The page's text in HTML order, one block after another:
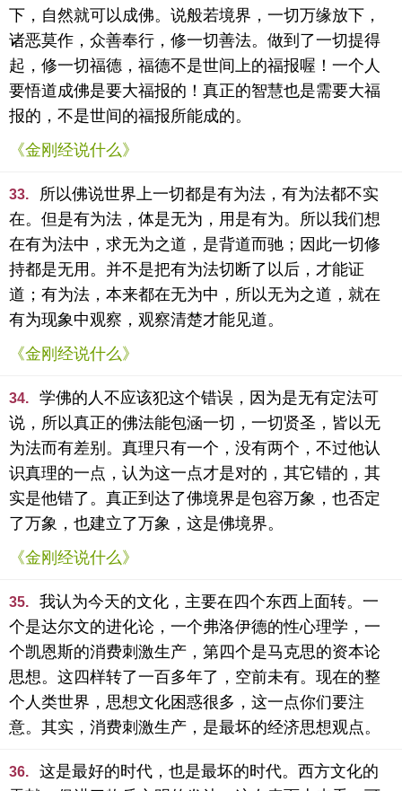
下，自然就可以成佛。说般若境界，一切万缘放下，
诸恶莫作，众善奉行，修一切善法。做到了一切提得
起，修一切福德，福德不是世间上的福报喔！一个人
要悟道成佛是要大福报的！真正的智慧也是需要大福
报的，不是世间的福报所能成的。
《金刚经说什么》
33.
所以佛说世界上一切都是有为法，有为法都不实
在。但是有为法，体是无为，用是有为。所以我们想
在有为法中，求无为之道，是背道而驰；因此一切修
持都是无用。并不是把有为法切断了以后，才能证
道；有为法，本来都在无为中，所以无为之道，就在
有为现象中观察，观察清楚才能见道。
《金刚经说什么》
34.
学佛的人不应该犯这个错误，因为是无有定法可
说，所以真正的佛法能包涵一切，一切贤圣，皆以无
为法而有差别。真理只有一个，没有两个，不过他认
识真理的一点，认为这一点才是对的，其它错的，其
实是他错了。真正到达了佛境界是包容万象，也否定
了万象，也建立了万象，这是佛境界。
《金刚经说什么》
35.
我认为今天的文化，主要在四个东西上面转。一
个是达尔文的进化论，一个弗洛伊德的性心理学，一
个凯恩斯的消费刺激生产，第四个是马克思的资本论
思想。这四样转了一百多年了，空前未有。现在的整
个人类世界，思想文化困惑很多，这一点你们要注
意。其实，消费刺激生产，是最坏的经济思想观点。
36.
这是最好的时代，也是最坏的时代。西方文化的